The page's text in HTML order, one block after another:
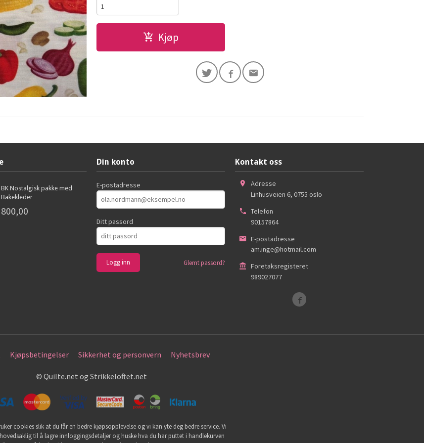
Kjøp
BK Nostalgisk pakke med
Bakekleder
800,00
Din konto
E-postadresse
Ditt passord
Glemt passord?
Kontakt oss
Adresse
Linhusveien 6, 0755 oslo
Telefon
90157864
E-postadresse
am.inge@hotmail.com
Foretaksregisteret
989027077
Kjøpsbetingelser Sikkerhet og personvern Nyhetsbrev
© Quilte.net og Strikkeloftet.net
cookies slik at du får en bedre kjøpsopplevelse og vi kan yte deg bedre service. Vi
til å lagre innloggingsdetaljer og huske hva du har puttet i handlekurven